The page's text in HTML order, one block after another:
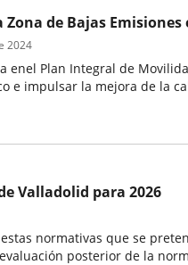
de Bajas
Plan Integral de
e impulsar la mejora de la
2024
Valladolid para 2026
normativas que se
posterior de la